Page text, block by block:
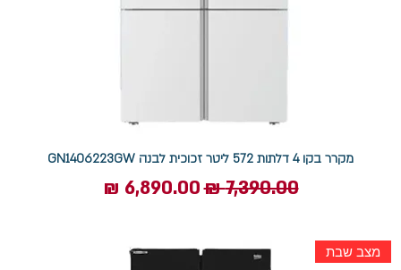
מקרר בקו 4 דלתות 572 ליטר זכוכית לבנה GN1406223GW
מחיר רגיל‏7,390.00 ‏₪ מחיר מבצע
מצב שבת